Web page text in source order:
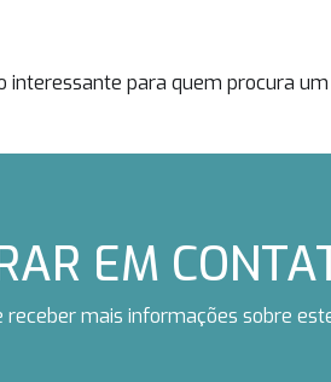
interessante para quem procura
EM
receber mais informações sobre